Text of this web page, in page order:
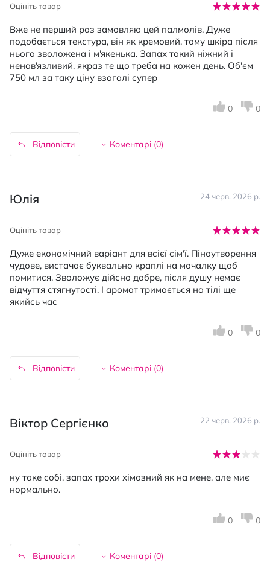
Оцініть товар
Вже не перший раз замовляю цей палмолів. Дуже
подобається текстура, він як кремовий, тому шкіра після
нього зволожена і м'якенька. Запах такий ніжний і
ненав'язливий, якраз те що треба на кожен день. Об'єм
750 мл за таку ціну взагалі супер
Відповісти Коментарі (0)
0 0
Юлія 24 черв. 2026 р.
Оцініть товар
Дуже економічний варіант для всієї сім'ї. Піноутворення
чудове, вистачає буквально краплі на мочалку щоб
помитися. Зволожує дійсно добре, після душу немає
відчуття стягнутості. І аромат тримається на тілі ще
якийсь час
Відповісти Коментарі (0)
0 0
Віктор Сергієнко 22 черв. 2026 р.
Оцініть товар
ну таке собі, запах трохи хімозний як на мене, але миє
нормально.
Відповісти Коментарі (0)
0 0